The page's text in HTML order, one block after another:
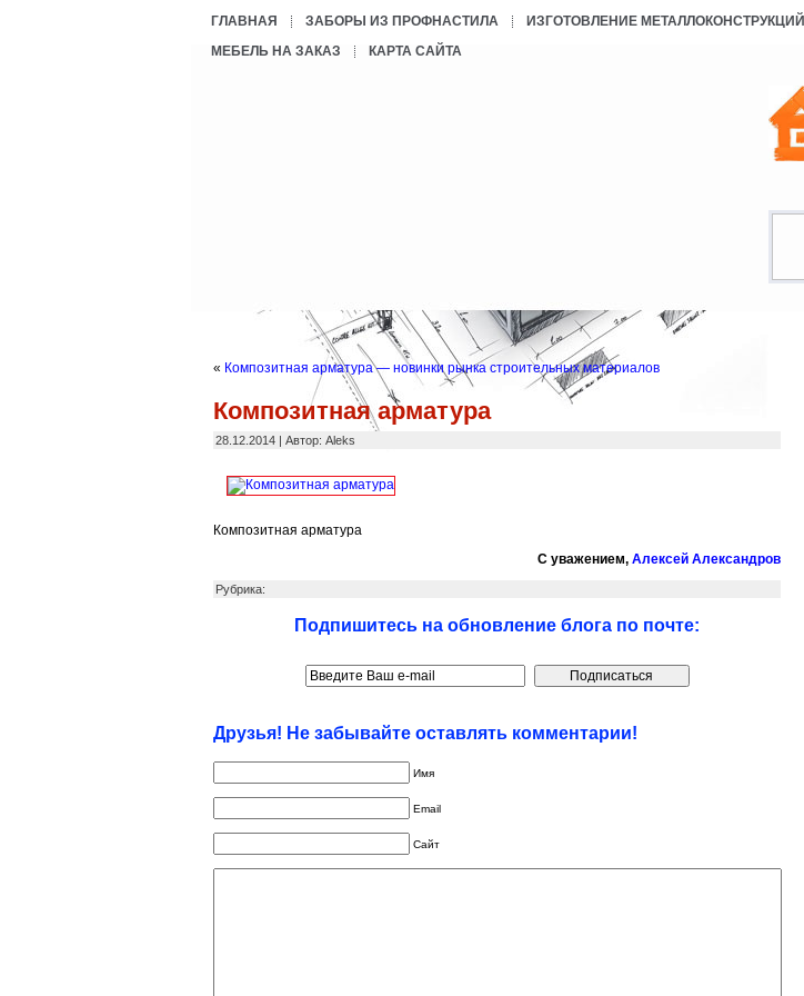
ГЛАВНАЯ ЗАБОРЫ ИЗ ПРОФНАСТИЛА ИЗГОТОВЛЕНИЕ МЕТАЛЛОКОНСТРУКЦИЙ
МЕБЕЛЬ НА ЗАКАЗ
КАРТА САЙТА
« Композитная арматура — новинки рынка строительных материалов
Композитная арматура
28.12.2014 | Автор: Aleks
Композитная арматура
С уважением, Алексей Александров
Рубрика:
Подпишитесь на обновление блога по почте:
Друзья! Не забывайте оставлять комментарии!
Имя
Email
Сайт